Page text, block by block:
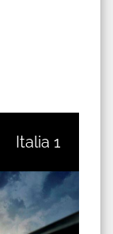
Italia 1